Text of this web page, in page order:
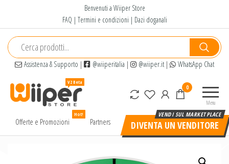
contenuto
Benvenuti a Wiiper Store
FAQ | Termini e condizioni | Dazi doganali
Assistenza & Supporto | @wiiperitalia | @wiiper.it| WhatsApp Chat
alta
prezzo
Menu
0
Offerte e Promozioni
Hot!
Partners DIVENTA UN VENDITORE